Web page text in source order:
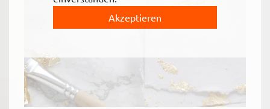
Akzeptieren